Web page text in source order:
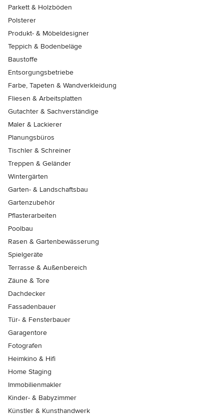
Parkett & Holzböden
Polsterer
Produkt- & Möbeldesigner
Teppich & Bodenbeläge
Baustoffe
Entsorgungsbetriebe
Farbe, Tapeten & Wandverkleidung
Fliesen & Arbeitsplatten
Gutachter & Sachverständige
Maler & Lackierer
Planungsbüros
Tischler & Schreiner
Treppen & Geländer
Wintergärten
Garten- & Landschaftsbau
Gartenzubehör
Pflasterarbeiten
Poolbau
Rasen & Gartenbewässerung
Spielgeräte
Terrasse & Außenbereich
Zäune & Tore
Dachdecker
Fassadenbauer
Tür- & Fensterbauer
Garagentore
Fotografen
Heimkino & Hifi
Home Staging
Immobilienmakler
Kinder- & Babyzimmer
Künstler & Kunsthandwerk